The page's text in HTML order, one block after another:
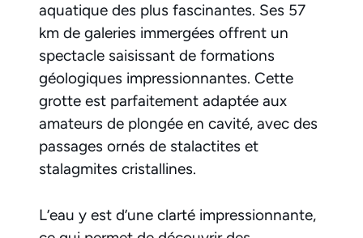
aquatique des plus fascinantes. Ses 57
km de galeries immergées offrent un
spectacle saisissant de formations
géologiques impressionnantes. Cette
grotte est parfaitement adaptée aux
amateurs de plongée en cavité, avec des
passages ornés de stalactites et
stalagmites cristallines.
L’eau y est d’une clarté impressionnante,